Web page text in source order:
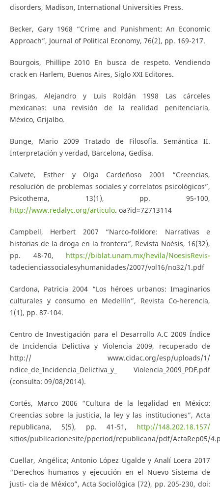
disorders, Madison, International Universities Press.
Becker, Gary 1968 “Crime and Punishment: An Economic
Approach”, Journal of Political Economy, 76(2), pp. 169-217.
Bourgois, Phillipe 2010 En busca de respeto. Vendiendo
crack en Harlem, Buenos Aires, Siglo XXI Editores.
Bringas, Alejandro y Luis Roldán 1998 Las cárceles
mexicanas: una revisión de la realidad penitenciaria,
México, Grijalbo.
Bunge, Mario 2009 Tratado de Filosofía. Semántica II.
Interpretación y verdad, Barcelona, Gedisa.
Calvete, Esther y Olga Cardeñoso 2001 “Creencias,
resolución de problemas sociales y correlatos psicológicos”,
Psicothema, 13(1), pp. 95-100,
http://www.redalyc.org/articulo. oa?id=72713114
Campbell, Herbert 2007 “Narco-folklore: Narrativas e
historias de la droga en la frontera”, Revista Noésis, 16(32),
pp. 48-70, https://biblat.unam.mx/hevila/NoesisRevis-
tadecienciassocialesyhumanidades/2007/vol16/no32/1.pdf
Cardona, Patricia 2004 “Los héroes urbanos: Imaginarios
culturales y consumo en Medellín”, Revista Co-herencia,
1(1), pp. 87-104.
Centro de Investigación para el Desarrollo A.C 2009 Índice
de Incidencia Delictiva y Violencia 2009, recuperado de
http:// www.cidac.org/esp/uploads/1/
ndice_de_Incidencia_Delictiva_y_ Violencia_2009_PDF.pdf
(consulta: 09/08/2014).
Cortés, Marco 2006 “Cultura de la legalidad en México:
Creencias sobre la justicia, la ley y las instituciones”, Acta
republicana, 5(5), pp. 41-51, http://148.202.18.157/
sitios/publicacionesite/pperiod/republicana/pdf/ActaRep05/
Cuellar, Angélica; Antonio López Ugalde y Analí Loera 2017
“Derechos humanos y ejecución en el Nuevo Sistema de
justi- cia de México”, Acta Sociológica (72), pp. 205-230, doi: